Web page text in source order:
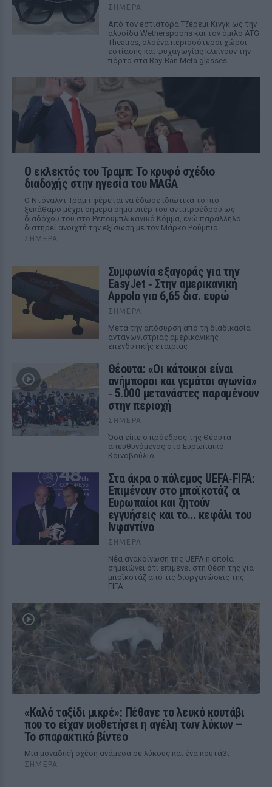
ΣΉΜΕΡΑ
Από τον εστιάτορα Τζέρεμι Κινγκ ως την
αλυσίδα Wetherspoons και τον όμιλο ATG
Theatres, ολοένα περισσότεροι χώροι
εστίασης και ψυχαγωγίας κλείνουν την
πόρτα στα Ray-Ban Meta glasses.
Ο εκλεκτός του Τραμπ: Το κρυφό σχέδιο
διαδοχής στην ηγεσία του MAGA
Ο Ντόναλντ Τραμπ φέρεται να έδωσε ιδιωτικά το πιο
ξεκάθαρο μέχρι σήμερα σήμα υπέρ του αντιπροέδρου ως
διαδόχου του στο Ρεπουμπλικανικό Κόμμα, ενώ παράλληλα
διατηρεί ανοιχτή την εξίσωση με τον Μάρκο Ρούμπιο.
ΣΉΜΕΡΑ
Συμφωνία εξαγοράς για την
EasyJet ‑ Στην αμερικανική
Appolo για 6,65 δισ. ευρώ
ΣΉΜΕΡΑ
Μετά την απόσυρση από τη διαδικασία
ανταγωνίστριας αμερικανικής
επενδυτικής εταιρίας
Θέουτα: «Οι κάτοικοι είναι
ανήμποροι και γεμάτοι αγωνία»
‑ 5.000 μετανάστες παραμένουν
στην περιοχή
ΣΉΜΕΡΑ
Όσα είπε ο πρόεδρος της Θέουτα
απευθυνόμενος στο Ευρωπαϊκό
Κοινοβούλιο
Στα άκρα ο πόλεμος UEFA‑FIFA:
Επιμένουν στο μποϊκοτάζ οι
Ευρωπαίοι και ζητούν
εγγυήσεις και το... κεφάλι του
Ινφαντίνο
ΣΉΜΕΡΑ
Νέα ανακοίνωση της UEFA η οποία
σημειώνει ότι επιμένει στη θέση της για
μποϊκοτάζ από τις διοργανώσεις της
FIFA
«Καλό ταξίδι μικρέ»: Πέθανε το λευκό κουτάβι
που το είχαν υιοθετήσει η αγέλη των λύκων –
Το σπαρακτικό βίντεο
Μια μοναδική σχέση ανάμεσα σε λύκους και ένα κουτάβι
ΣΉΜΕΡΑ